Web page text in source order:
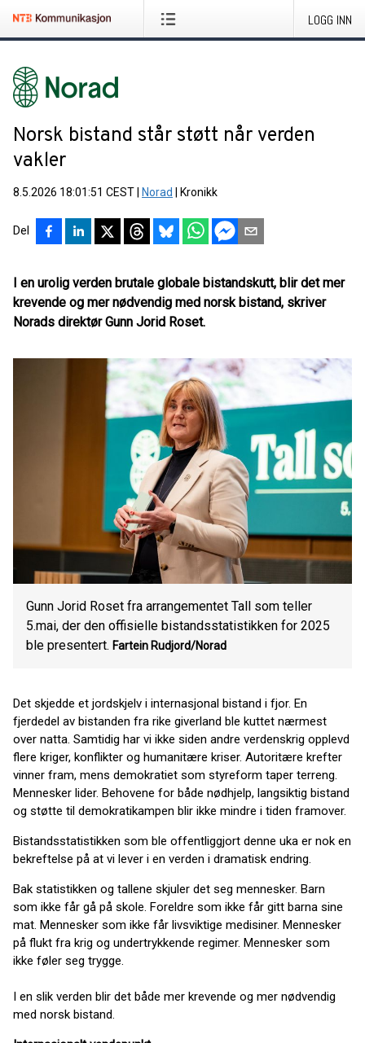
LOGG INN
Norsk bistand står støtt når verden
vakler
8.5.2026 18:01:51 CEST Norad Kronikk
Del
I en urolig verden brutale globale bistandskutt, blir det mer
krevende og mer nødvendig med norsk bistand, skriver
Norads direktør Gunn Jorid Roset.
Gunn Jorid Roset fra arrangementet Tall som teller
5.mai, der den offisielle bistandsstatistikken for 2025
ble presentert. Fartein Rudjord/Norad
Det skjedde et jordskjelv i internasjonal bistand i fjor. En
fjerdedel av bistanden fra rike giverland ble kuttet nærmest
over natta. Samtidig har vi ikke siden andre verdenskrig opplevd
flere kriger, konflikter og humanitære kriser. Autoritære krefter
vinner fram, mens demokratiet som styreform taper terreng.
Mennesker lider. Behovene for både nødhjelp, langsiktig bistand
og støtte til demokratikampen blir ikke mindre i tiden framover.
Bistandsstatistikken som ble offentliggjort denne uka er nok en
bekreftelse på at vi lever i en verden i dramatisk endring.
Bak statistikken og tallene skjuler det seg mennesker. Barn
som ikke får gå på skole. Foreldre som ikke får gitt barna sine
mat. Mennesker som ikke får livsviktige medisiner. Mennesker
på flukt fra krig og undertrykkende regimer. Mennesker som
ikke føler seg trygge.
I en slik verden blir det både mer krevende og mer nødvendig
med norsk bistand.